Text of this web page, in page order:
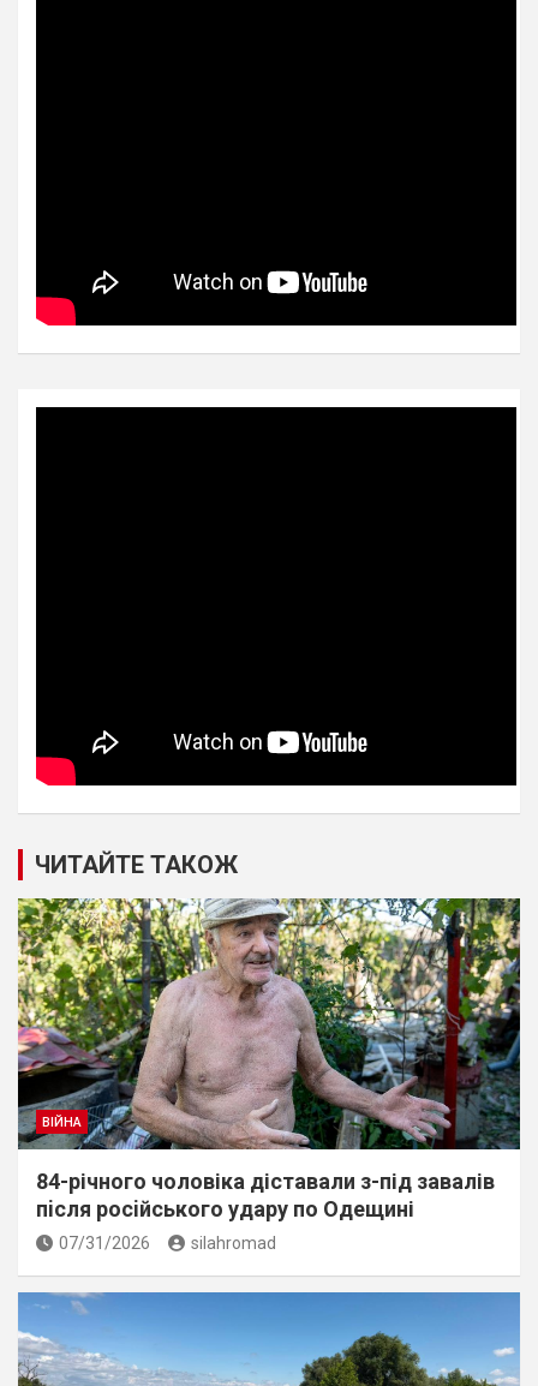
ЧИТАЙТЕ ТАКОЖ
ВІЙНА
84-річного чоловіка діставали з-під завалів
пiсля росiйського удару по Одещині
07/31/2026 silahromad